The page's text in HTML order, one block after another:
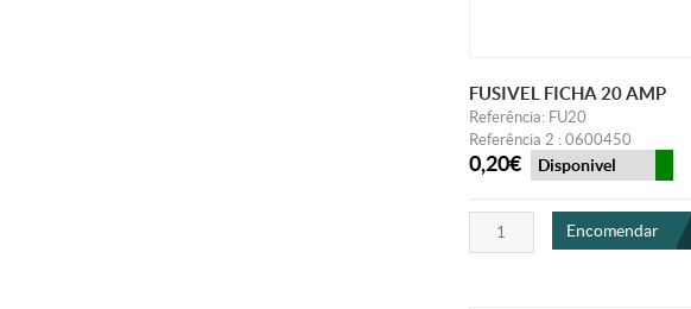
FUSIVEL FICHA 20 AMP
Referência: FU20
Referência 2 : 0600450
0,20€ Disponivel
Encomendar